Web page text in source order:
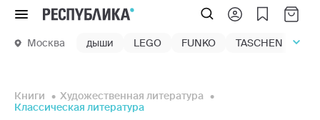
Меню
Москва дыши LEGO FUNKO TASCHEN
Книги
Художественная литература
Классическая литература